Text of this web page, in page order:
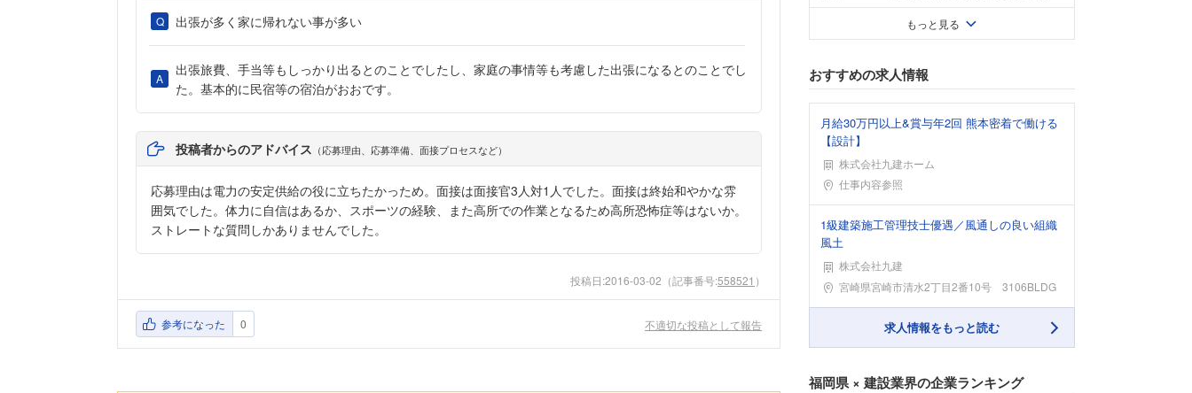
出張が多く家に帰れない事が多い
出張旅費、手当等もしっかり出るとのことでしたし、家庭の事情等も考慮した出張になるとのことでし
た。基本的に民宿等の宿泊がおおです。
投稿者からのアドバイス （応募理由、応募準備、面接プロセスなど）
応募理由は電力の安定供給の役に立ちたかっため。面接は面接官3人対1人でした。面接は終始和やかな雰
囲気でした。体力に自信はあるか、スポーツの経験、また高所での作業となるため高所恐怖症等はないか。
ストレートな質問しかありませんでした。
投稿日:2016-03-02 （記事番号:558521 ）
参考になった 0 不適切な投稿として報告
もっと見る
おすすめの求人情報
月給30万円以上&賞与年2回 熊本密着で働ける
【設計】
株式会社九建ホーム
勤務地仕事内容参照
1級建築施工管理技士優遇／風通しの良い組織
風土
株式会社九建
勤務地宮崎県宮崎市清水2丁目2番10号 3106BLDG
求人情報をもっと読む
福岡県× 建設業界の企業ランキング